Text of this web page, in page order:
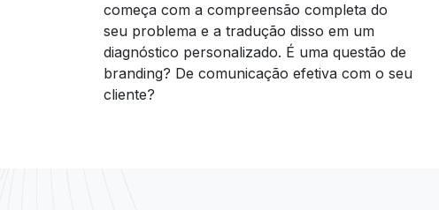
começa com a compreensão completa do
seu problema e a tradução disso em um
diagnóstico personalizado. É uma questão de
branding? De comunicação efetiva com o seu
cliente?